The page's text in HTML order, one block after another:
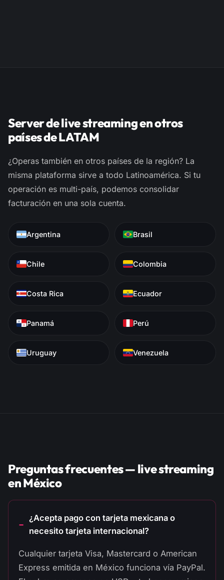
Server de live streaming en otros
países de LATAM
¿Operas también en otros países de la región? La
misma plataforma sirve a todo Latinoamérica. Si tu
operación es multi-país, podemos consolidar
facturación en una sola cuenta.
Argentina Brasil
Chile Colombia
Costa Rica Ecuador
Panamá Perú
Uruguay Venezuela
Preguntas frecuentes — live streaming
en México
¿Acepta pago con tarjeta mexicana o
necesito tarjeta internacional?
Cualquier tarjeta Visa, Mastercard o American
Express emitida en México funciona vía PayPal.